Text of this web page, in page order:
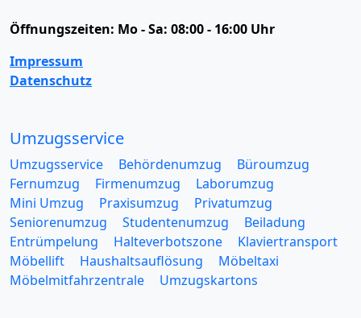
Öffnungszeiten: Mo - Sa: 08:00 - 16:00 Uhr
Impressum
Datenschutz
Umzugsservice
Umzugsservice Behördenumzug
Büroumzug
Fernumzug
Firmenumzug
Laborumzug
Mini Umzug
Praxisumzug
Privatumzug
Seniorenumzug
Studentenumzug
Beiladung
Entrümpelung
Halteverbotszone
Klaviertransport
Möbellift
Haushaltsauflösung
Möbeltaxi
Möbelmitfahrzentrale
Umzugskartons